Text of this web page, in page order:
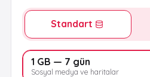
Standart
1 GB — 7 gün
Sosyal medya ve haritalar